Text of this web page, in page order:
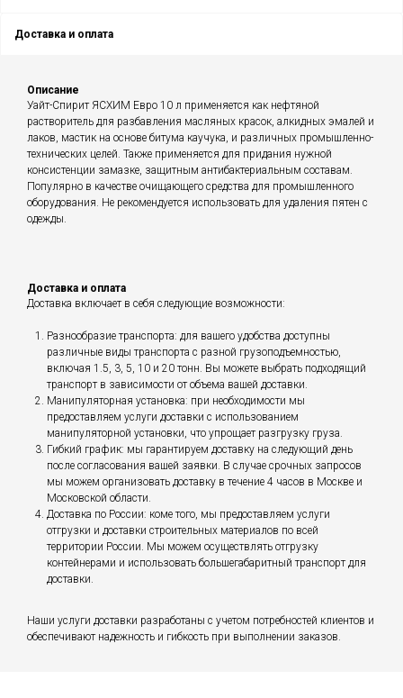
Доставка и оплата
Описание
Уайт-Спирит ЯСХИМ Евро 10 л применяется как нефтяной
растворитель для разбавления масляных красок, алкидных эмалей и
лаков, мастик на основе битума каучука, и различных промышленно-
технических целей. Также применяется для придания нужной
консистенции замазке, защитным антибактериальным составам.
Популярно в качестве очищающего средства для промышленного
оборудования. Не рекомендуется использовать для удаления пятен с
одежды.
Доставка и оплата
Доставка включает в себя следующие возможности:
Разнообразие транспорта: для вашего удобства доступны
различные виды транспорта с разной грузоподъемностью,
включая 1.5, 3, 5, 10 и 20 тонн. Вы можете выбрать подходящий
транспорт в зависимости от объема вашей доставки.
Манипуляторная установка: при необходимости мы
предоставляем услуги доставки с использованием
манипуляторной установки, что упрощает разгрузку груза.
Гибкий график: мы гарантируем доставку на следующий день
после согласования вашей заявки. В случае срочных запросов
мы можем организовать доставку в течение 4 часов в Москве и
Московской области.
Доставка по России: коме того, мы предоставляем услуги
отгрузки и доставки строительных материалов по всей
территории России. Мы можем осуществлять отгрузку
контейнерами и использовать большегабаритный транспорт для
доставки.
Наши услуги доставки разработаны с учетом потребностей клиентов и
обеспечивают надежность и гибкость при выполнении заказов.